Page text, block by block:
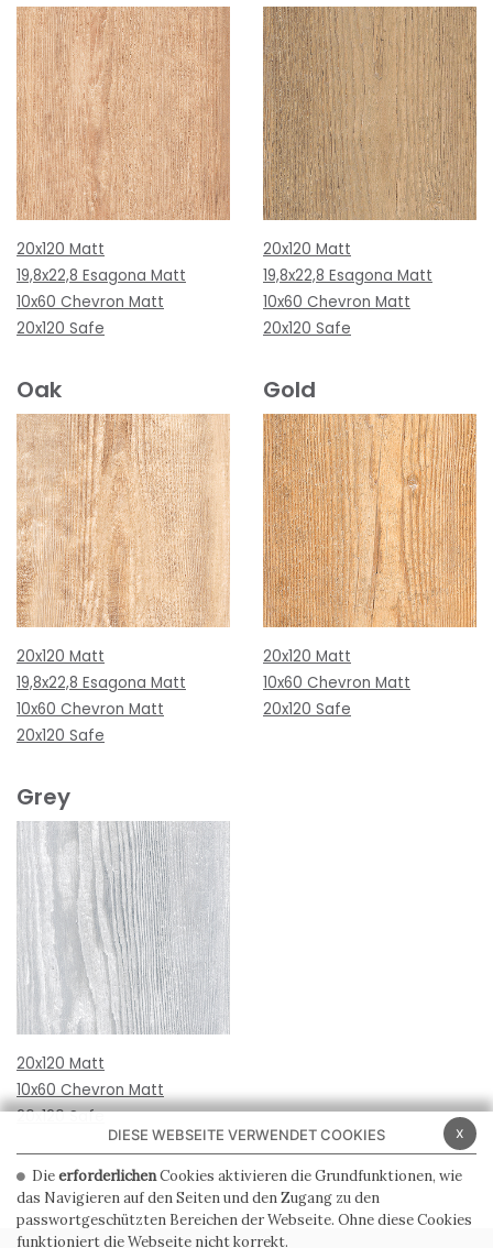
20x120 Matt
19,8x22,8 Esagona Matt
10x60 Chevron Matt
20x120 Safe
20x120 Matt
19,8x22,8 Esagona Matt
10x60 Chevron Matt
20x120 Safe
Oak
20x120 Matt
19,8x22,8 Esagona Matt
10x60 Chevron Matt
20x120 Safe
Gold
20x120 Matt
10x60 Chevron Matt
20x120 Safe
Grey
20x120 Matt
10x60 Chevron Matt
20x120 Safe
x
DIESE WEBSEITE VERWENDET COOKIES
DieerforderlichenCookies aktivieren die Grundfunktionen, wie
das Navigieren auf den Seiten und den Zugang zu den
passwortgeschützten Bereichen der Webseite. Ohne diese Cookies
funktioniert die Webseite nicht korrekt.